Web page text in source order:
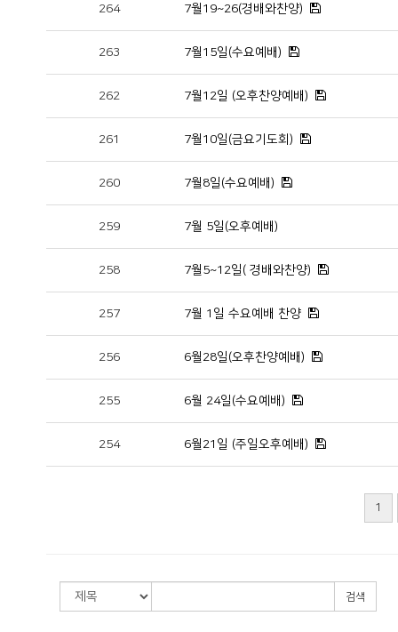
264 7월19~26(경배와찬양)
263 7월15일(수요예배)
262 7월12일 (오후찬양예배)
261 7월10일(금요기도회)
260 7월8일(수요예배)
259 7월 5일(오후예배)
258 7월5~12일( 경배와찬양)
257 7월 1일 수요예배 찬양
256 6월28일(오후찬양예배)
255 6월 24일(수요예배)
254 6월21일 (주일오후예배)
1
검색